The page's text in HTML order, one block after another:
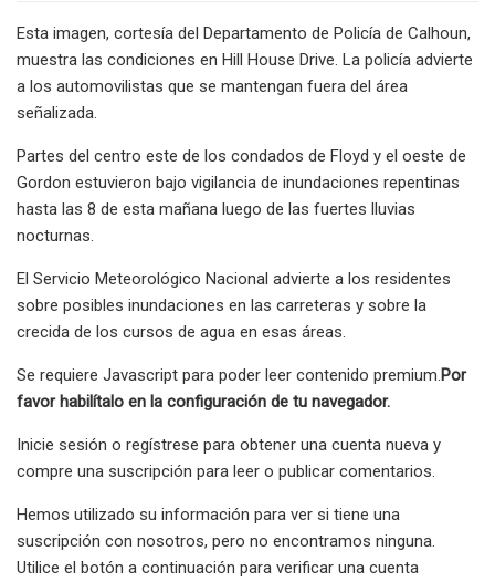
Esta imagen, cortesía del Departamento de Policía de Calhoun,
muestra las condiciones en Hill House Drive. La policía advierte
a los automovilistas que se mantengan fuera del área
señalizada.
Partes del centro este de los condados de Floyd y el oeste de
Gordon estuvieron bajo vigilancia de inundaciones repentinas
hasta las 8 de esta mañana luego de las fuertes lluvias
nocturnas.
El Servicio Meteorológico Nacional advierte a los residentes
sobre posibles inundaciones en las carreteras y sobre la
crecida de los cursos de agua en esas áreas.
Se requiere Javascript para poder leer contenido premium.Por
favor habilítalo en la configuración de tu navegador.
Inicie sesión o regístrese para obtener una cuenta nueva y
compre una suscripción para leer o publicar comentarios.
Hemos utilizado su información para ver si tiene una
suscripción con nosotros, pero no encontramos ninguna.
Utilice el botón a continuación para verificar una cuenta